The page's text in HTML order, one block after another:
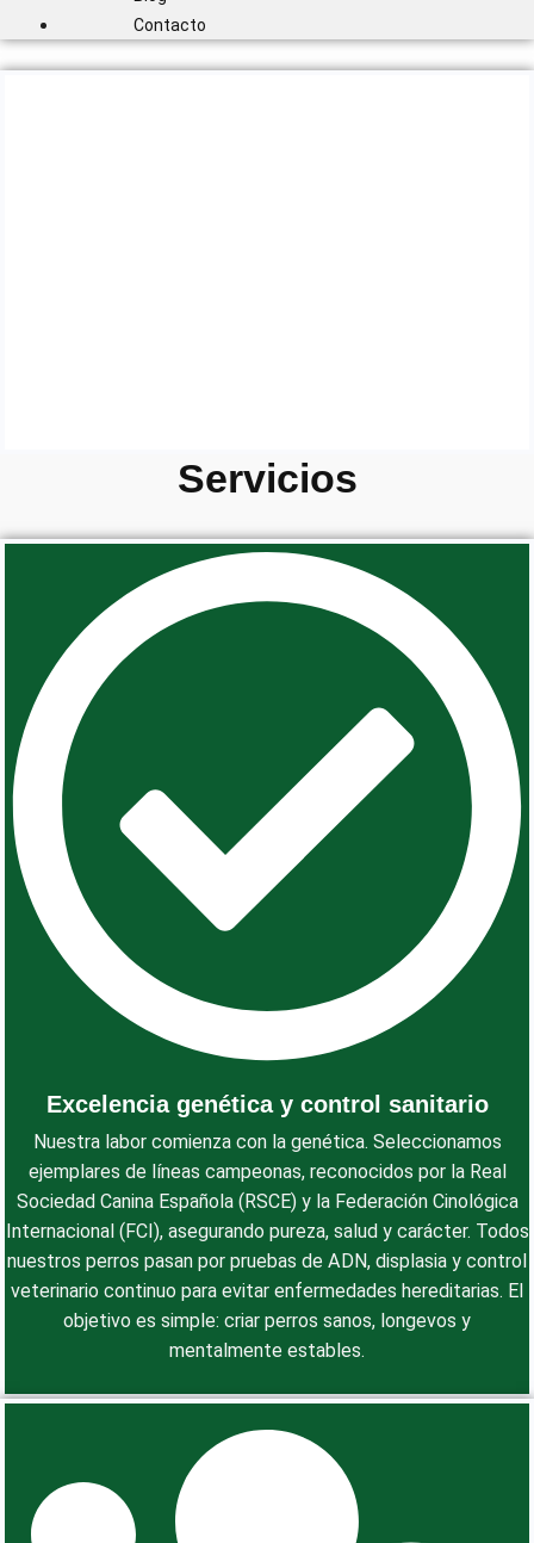
Contacto
Servicios
Excelencia genética y control sanitario
Nuestra labor comienza con la genética. Seleccionamos
ejemplares de líneas campeonas, reconocidos por la Real
Sociedad Canina Española (RSCE) y la Federación Cinológica
Internacional (FCI), asegurando pureza, salud y carácter. Todos
nuestros perros pasan por pruebas de ADN, displasia y control
veterinario continuo para evitar enfermedades hereditarias. El
objetivo es simple: criar perros sanos, longevos y
mentalmente estables.